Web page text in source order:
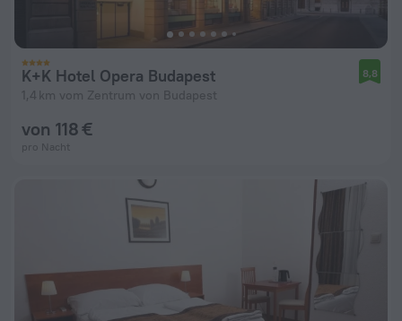
K+K Hotel Opera Budapest
1,4 km vom Zentrum von Budapest
8,8
von 118 €
pro Nacht